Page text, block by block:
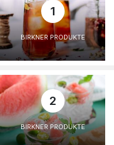
1
BIRKNER PRODUKTE
2
BIRKNER PRODUKTE